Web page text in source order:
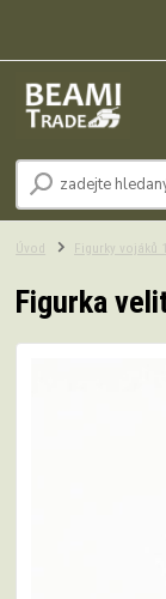
Úvod Figurky vojáků
Figurka